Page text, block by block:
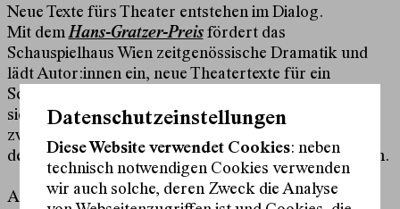
Neue Texte fürs Theater entstehen im Dialog.
Mit demHans-Gratzer-Preisfördert das
Schauspielhaus Wien zeitgenössische Dramatik und
lädt Autor:innen ein, neue Theatertexte für ein
Schauspielensemble einzureichen. Der Preis versteht
sich als Beginn eines gemeinsamen Arbeitsprozesses
zwischen Autor:in, Dramaturgie und Ensemble – mit
dem Ziel einer Uraufführung am Schauspielhaus Wien.
Alle Informationen finden Siehier.
Datenschutzeinstellungen
Diese Website verwendet Cookies: neben
technisch notwendigen Cookies verwenden
wir auch solche, deren Zweck die Analyse